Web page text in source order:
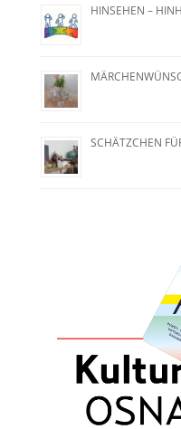
HINSEHEN –
SCHÄTZCHEN